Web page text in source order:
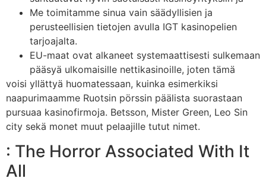
Me toimitamme sinua vain säädyllisien ja
perusteellisien tietojen avulla IGT kasinopelien
tarjoajalta.
EU-maat ovat alkaneet systemaattisesti sulkemaan
pääsyä ulkomaisille nettikasinoille, joten tämä
voisi yllättyä huomatessaan, kuinka esimerkiksi
naapurimaamme Ruotsin pörssin päälista suorastaan
pursuaa kasinofirmoja. Betsson, Mister Green, Leo Sin
city sekä monet muut pelaajille tutut nimet.
: The Horror Associated With It
All